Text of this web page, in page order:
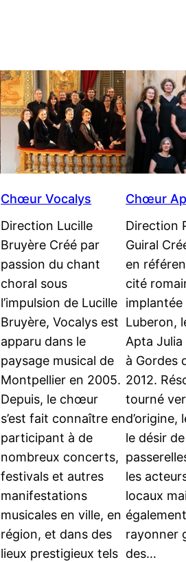
Chœur Vocalys
Direction Lucille
Bruyère Créé par
passion du chant
choral sous
l’impulsion de Lucille
Bruyère, Vocalys est
apparu dans le
paysage musical de
Montpellier en 2005.
Depuis, le chœur
s’est fait connaître en
participant à de
nombreux concerts,
festivals et autres
manifestations
musicales en ville, en
région, et dans des
lieux prestigieux tels
Chœur
Direction
Guiral
en
cité
implantée
Luberon,
Apta
à Gordes
2012.
tourné
le désir
les
locaux
rayonner
des…